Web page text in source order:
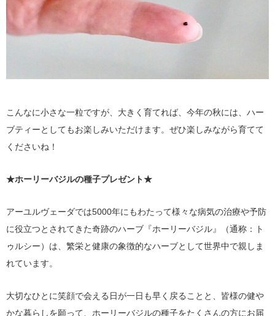
こんなに小さな一粒ですが、大きく育てれば、今年の秋には、ハー
ブティーとしてもお楽しみいただけます。ぜひ楽しみながら育てて
くださいね！
★ホーリーバジルの種子プレゼント★
アーユルヴェーダでは5000年にもわたって様々な病気の治療や予防
に役立つとされてきた奇跡のハーブ『ホーリーバジル』（通称：ト
ゥルシー）は、繁栄と健康の象徴的なハーブとして世界中で親しま
れています。
大切なひとに笑顔で会える日が一日も早く戻ることと、皆様の健や
かな暮らしを願って、ホーリーバジルの種子をたくさんの方にお届